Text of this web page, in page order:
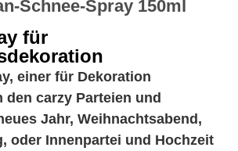
Schnee-Spray 150ml
für
einer für Dekoration
den carzy Parteien und
Jahr, Weihnachtsabend,
oder Innenpartei und Hochzeit